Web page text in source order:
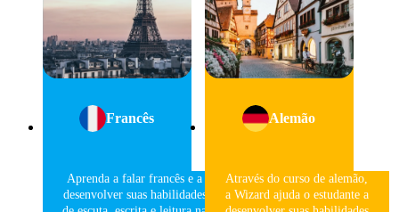
Francês
Aprenda a falar francês e a
desenvolver suas habilidades
Alemão
Através do curso de alemão,
a Wizard ajuda o estudante a